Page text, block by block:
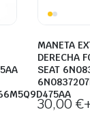
MANETA
DERECHA
SEAT
30,00 €